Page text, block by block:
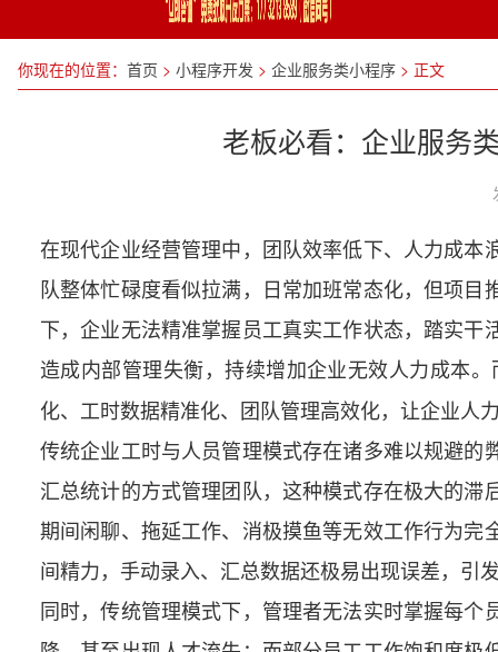
你现在的位置： 首页 > 小程序开发 > 企业服务类小程序 > 正文
老板必看：企业服务
在现代企业经营管理中，团队效率低下、人力成
队整体忙碌度看似拉满，日常加班常态化，但项
下，企业无法精准掌握员工真实工作状态，踏实
造成内部管理失衡，持续增加企业无效人力成本。
化、工时数据精准化、团队管理高效化，让企业人
传统企业工时与人员管理模式存在诸多难以规避
汇总统计的方式管理团队，这种模式存在极大的
期间闲聊、拖延工作、消极摸鱼等无效工作行为
间精力，手动录入、汇总数据还极易出现误差，引
同时，传统管理模式下，管理者无法实时掌握每